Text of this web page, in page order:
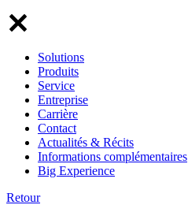
Solutions
Produits
Service
Entreprise
Carrière
Contact
Actualités & Récits
Informations complémentaires
Big Experience
Retour